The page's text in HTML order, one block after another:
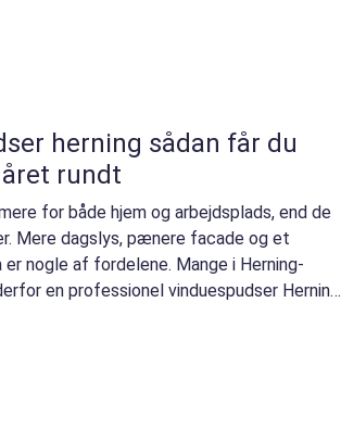
sådan får du
rundt
for både hjem og arbejdsplads, end de
Mere dagslys, pænere facade og et
er nogle af fordelene. Mange i Herning-
en professionel vinduespudser Herning